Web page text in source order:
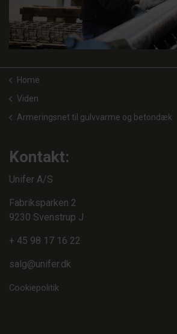
Home
Viden
Armeringsnet til gulvvarme og betondæk
Kontakt:
Unifer A/S
Fabriksparken 2
9230 Svenstrup J
+ 45 98 17 16 22
salg@unifer.dk
Cookiepolitik